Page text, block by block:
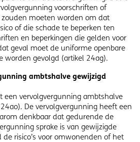
voorschriften of
zouden moeten worden om dat
of die schade te beperken ten
en beperkingen die gelden voor
geval moet de uniforme openbare
worden gevolgd (artikel 24ag).
ambtshalve gewijzigd
een vervolgvergunning ambtshalve
De vervolgvergunning heeft een
denkbaar dat gedurende de
sprake is van gewijzigde
risico’s voor omwonenden of het